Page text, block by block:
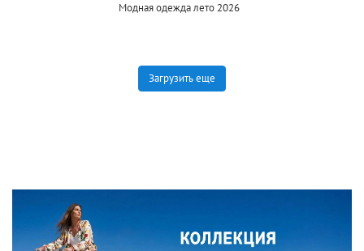
Модная одежда лето 2026
Загрузить еще